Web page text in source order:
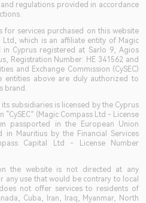
regulations provided in accordance
for services purchased on this website
which is an affiliate entity of Magic
in Cyprus registered at Sarlo 9, Agios
Registration Number: HE 341562 and
and Exchange Commission (CySEC)
entities above are duly authorized to
brand.
subsidiaries is licensed by the Cyprus
“CySEC” (Magic Compass Ltd - License
passported in the European Union
in Mauritius by the Financial Services
Capital Ltd - License Number
the website is not directed at any
use that would be contrary to local
not offer services to residents of
Cuba, Iran, Iraq, Myanmar, North